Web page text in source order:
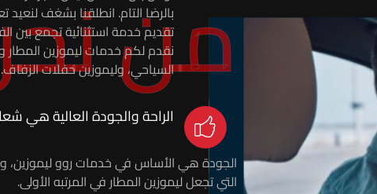
منبالرضا التام. انطلقنا بشغف
تقديم خدمة استثنائية تجمع بين
نقدم لكم خدمات ليموزين المطار
السياحي، وليموزين حفلات الزفاف.
الراحة والجودة العالية هي
الجودة هي الأساس في خدمات روو
التي تجعل ليموزين المطار في المرتبه الأولى.